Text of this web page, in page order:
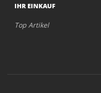
IHR EINKAUF
Top Artikel